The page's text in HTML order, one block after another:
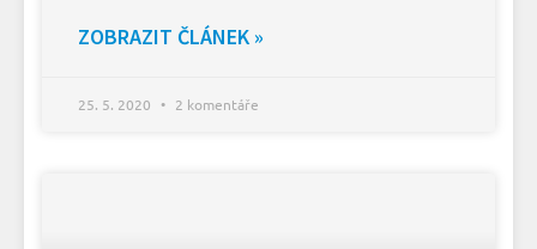
ZOBRAZIT ČLÁNEK »
25. 5. 2020 2 komentáře